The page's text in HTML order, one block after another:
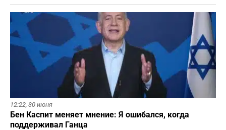
12:22, 30 июня
Бен Каспит меняет мнение: Я ошибался, когда
поддерживал Ганца